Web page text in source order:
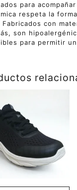
para
respeta la
Fabricados con
son
para permitir